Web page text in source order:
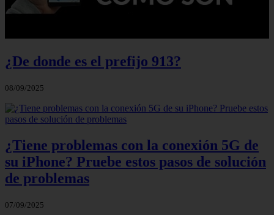
¿De donde es el prefijo 913?
08/09/2025
¿Tiene problemas con la conexión 5G de
su iPhone? Pruebe estos pasos de solución
de problemas
07/09/2025